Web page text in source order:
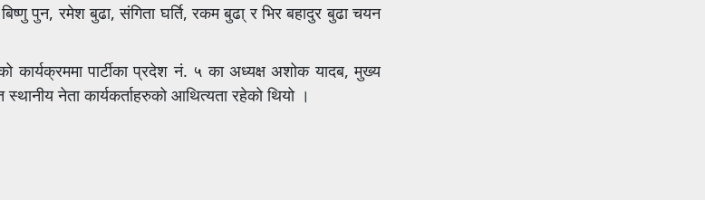
पुन, रमेश बुढा, संगिता घर्ति, रकम बुढा् र भिर बहादुर बुढा चयन
कार्यक्रममा पार्टीका प्रदेश नं. ५ का अध्यक्ष अशोक यादब, मुख्य
नेता कार्यकर्ताहरुको आथित्यता रहेको थियो ।